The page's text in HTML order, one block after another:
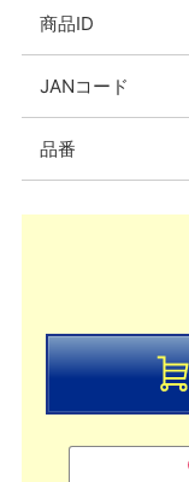
商品ID
JANコード
品番